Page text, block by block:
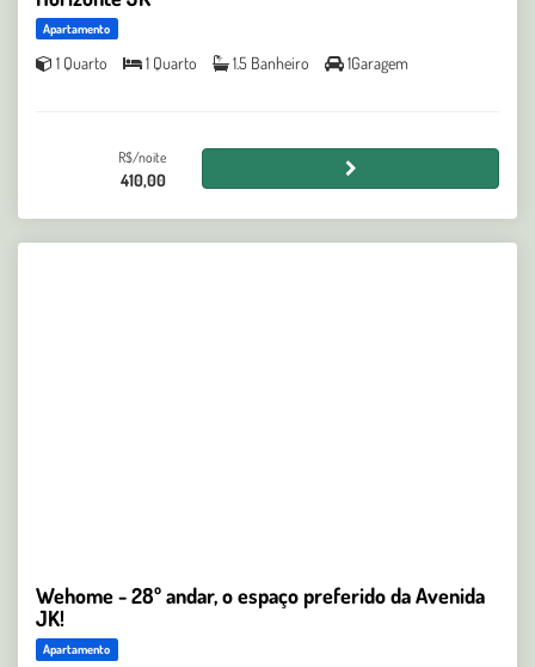
Apartamento
1 Quarto 1 Quarto 1.5 Banheiro 1Garagem
R$/noite
410,00
Wehome - 28º andar, o espaço preferido da Avenida
JK!
Apartamento